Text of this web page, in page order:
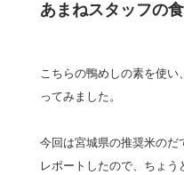
あまねスタッフの
こちらの鴨めしの素を使
ってみました。
今回は宮城県の推奨米のだ
レポートしたので、ちょ